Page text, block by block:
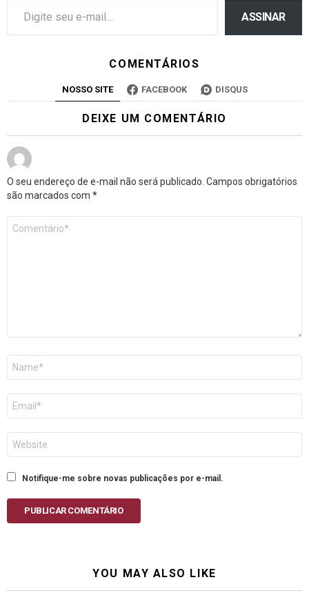
ASSINAR
COMENTÁRIOS
NOSSO SITE FACEBOOK DISQUS
DEIXE UM COMENTÁRIO
O seu endereço de e-mail não será publicado. Campos obrigatórios
são marcados com *
mail
Notifique-me sobre novas publicações por e-mail.
PUBLICAR COMENTÁRIO
YOU MAY ALSO LIKE